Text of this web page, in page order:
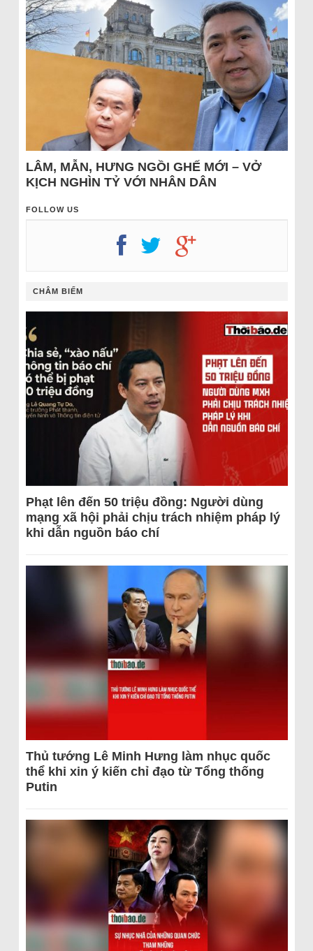
LÂM, MẪN, HƯNG NGỒI GHẾ MỚI – VỞ
KỊCH NGHÌN TỶ VỚI NHÂN DÂN
FOLLOW US
CHÂM BIẾM
Phạt lên đến 50 triệu đồng: Người dùng
mạng xã hội phải chịu trách nhiệm pháp lý
khi dẫn nguồn báo chí
Thủ tướng Lê Minh Hưng làm nhục quốc
thể khi xin ý kiến chỉ đạo từ Tổng thống
Putin